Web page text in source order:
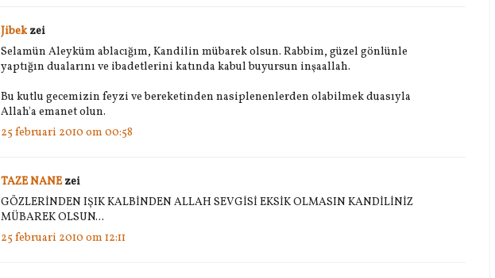
Jibekzei
Selamün Aleyküm ablacığım, Kandilin mübarek olsun. Rabbim, güzel gönlünle
yaptığın dualarını ve ibadetlerini katında kabul buyursun inşaallah.
Bu kutlu gecemizin feyzi ve bereketinden nasiplenenlerden olabilmek duasıyla
Allah'a emanet olun.
25 februari 2010 om 00:58
TAZE NANEzei
GÖZLERİNDEN IŞIK KALBİNDEN ALLAH SEVGİSİ EKSİK OLMASIN KANDİLİNİZ
MÜBAREK OLSUN...
25 februari 2010 om 12:11